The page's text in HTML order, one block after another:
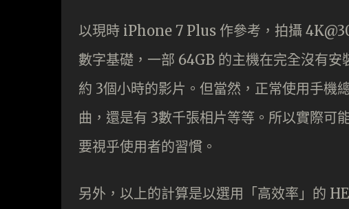
以現時 iPhone 7 Plus 作參考，拍攝
數字基礎，一部 64GB 的主機在完全沒有
約 3個小時的影片。但當然，正常使用手機
曲，還是有 3數千張相片等等。所以實際可
要視乎使用者的習慣。
另外，以上的計算是以選用「高效率」的